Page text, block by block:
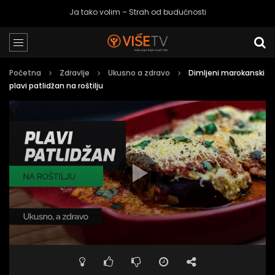
Ja tako volim – Strah od budućnosti
Početna Zdravlje Ukusno a zdravo
Dimljeni marokanski
plavi patlidžan na roštilju